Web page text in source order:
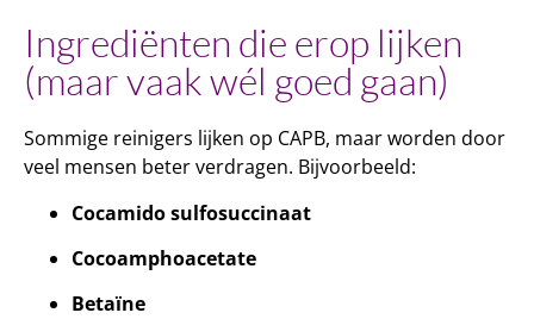
Ingrediënten die erop lijken
(maar vaak wél goed gaan)
Sommige reinigers lijken op CAPB, maar worden door
veel mensen beter verdragen. Bijvoorbeeld:
Cocamido sulfosuccinaat
Cocoamphoacetate
Betaïne